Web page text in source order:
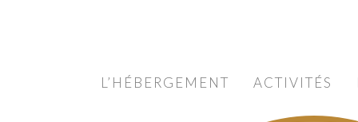
L’HÉBERGEMENT ACTIVITÉS